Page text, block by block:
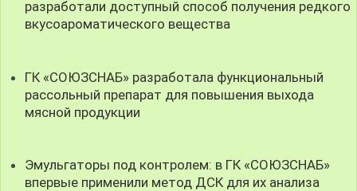
разработали доступный способ получения редкого
вкусоароматического вещества
ГК «СОЮЗСНАБ» разработала функциональный
рассольный препарат для повышения выхода
мясной продукции
Эмульгаторы под контролем: в ГК «СОЮЗСНАБ»
впервые применили метод ДСК для их анализа